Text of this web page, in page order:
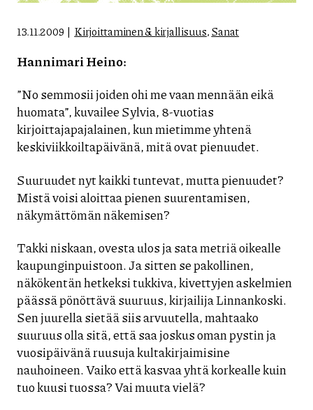
13.11.2009 Kirjoittaminen & kirjallisuus,Sanat
Hannimari Heino:
”No semmosii joiden ohi me vaan mennään eikä
huomata”, kuvailee Sylvia, 8-vuotias
kirjoittajapajalainen, kun mietimme yhtenä
keskiviikkoiltapäivänä, mitä ovat pienuudet.
Suuruudet nyt kaikki tuntevat, mutta pienuudet?
Mistä voisi aloittaa pienen suurentamisen,
näkymättömän näkemisen?
Takki niskaan, ovesta ulos ja sata metriä oikealle
kaupunginpuistoon. Ja sitten se pakollinen,
näkökentän hetkeksi tukkiva, kivettyjen askelmien
päässä pönöttävä suuruus, kirjailija Linnankoski.
Sen juurella sietää siis arvuutella, mahtaako
suuruus olla sitä, että saa joskus oman pystin ja
vuosipäivänä ruusuja kultakirjaimisine
nauhoineen. Vaiko että kasvaa yhtä korkealle kuin
tuo kuusi tuossa? Vai muuta vielä?